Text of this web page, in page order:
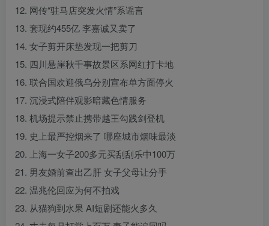
12. 网传“驻马店突发火情”系谣言
13. 套现约455亿 李嘉诚又卖了
14. 女子剪开床垫发现一把剪刀
15. 四川悬崖秋千事故景区系网红打卡地
16. 联合国欢迎俄乌分别宣布单方面停火
17. 沉浸式陪伴观影暗藏色情服务
18. 机场提示禁止携带越王勾践剑登机
19. 史上最严控烟来了 哪座城市烟味最淡
20. 上海一女子200多元买刮刮乐中100万
21. 男友婚前查出乙肝 女子父母让分手
22. 温兆伦回应为何不拍戏
23. 从猫狗到水果 AI短剧还能火多久